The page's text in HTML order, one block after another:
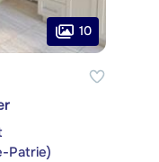
10
Patrie)